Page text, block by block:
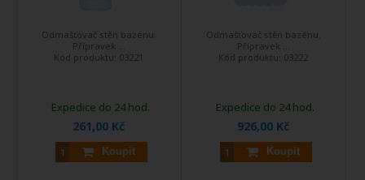
Odmašťovač stěn bazénu.
Přípravek ...
Kód produktu: 03221
261,00 Kč
Koupit
Expedice do 24 hod.
Odmašťovač stěn bazénu.
Přípravek ...
Kód produktu: 03222
926,00 Kč
Koupit
Expedice do 24 hod.